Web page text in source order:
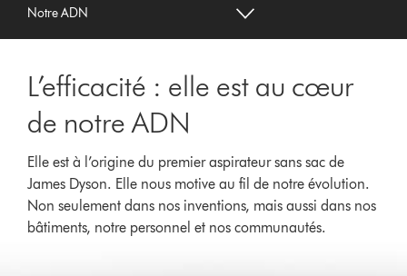
Notre ADN
L’efficacité : elle est au cœur
de notre ADN
Elle est à l’origine du premier aspirateur sans sac de
James Dyson. Elle nous motive au fil de notre évolution.
Non seulement dans nos inventions, mais aussi dans nos
bâtiments, notre personnel et nos communautés.